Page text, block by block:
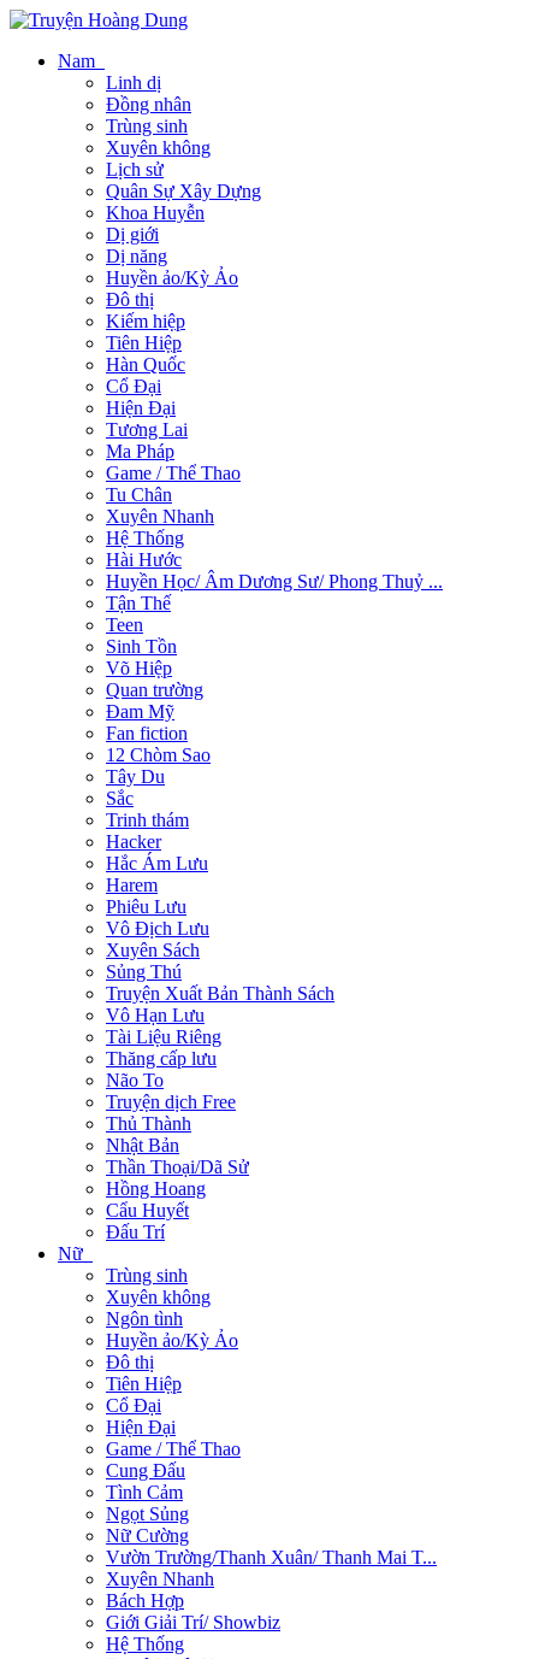
Nam
Linh dị
Đồng nhân
Trùng sinh
Xuyên không
Lịch sử
Quân Sự Xây Dựng
Khoa Huyễn
Dị giới
Dị năng
Huyền ảo/Kỳ Ảo
Đô thị
Kiếm hiệp
Tiên Hiệp
Hàn Quốc
Cổ Đại
Hiện Đại
Tương Lai
Ma Pháp
Game / Thể Thao
Tu Chân
Xuyên Nhanh
Hệ Thống
Hài Hước
Huyền Học/ Âm Dương Sư/ Phong Thuỷ ...
Tận Thế
Teen
Sinh Tồn
Võ Hiệp
Quan trường
Đam Mỹ
Fan fiction
12 Chòm Sao
Tây Du
Sắc
Trinh thám
Hacker
Hắc Ám Lưu
Harem
Phiêu Lưu
Vô Địch Lưu
Xuyên Sách
Sủng Thú
Truyện Xuất Bản Thành Sách
Vô Hạn Lưu
Tài Liệu Riêng
Thăng cấp lưu
Não To
Truyện dịch Free
Thủ Thành
Nhật Bản
Thần Thoại/Dã Sử
Hồng Hoang
Cẩu Huyết
Đấu Trí
Nữ
Trùng sinh
Xuyên không
Ngôn tình
Huyền ảo/Kỳ Ảo
Đô thị
Tiên Hiệp
Cổ Đại
Hiện Đại
Game / Thể Thao
Cung Đấu
Tình Cảm
Ngọt Sủng
Nữ Cường
Vườn Trường/Thanh Xuân/ Thanh Mai T...
Xuyên Nhanh
Bách Hợp
Giới Giải Trí/ Showbiz
Hệ Thống